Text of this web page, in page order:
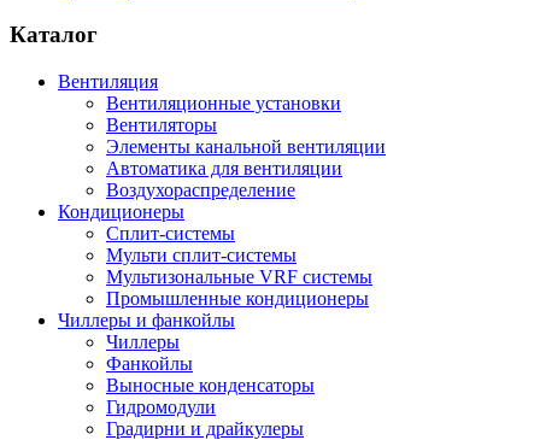
Каталог
Вентиляция
Вентиляционные установки
Вентиляторы
Элементы канальной вентиляции
Автоматика для вентиляции
Воздухораспределение
Кондиционеры
Сплит-системы
Мульти сплит-системы
Мультизональные VRF системы
Промышленные кондиционеры
Чиллеры и фанкойлы
Чиллеры
Фанкойлы
Выносные конденсаторы
Гидромодули
Градирни и драйкулеры